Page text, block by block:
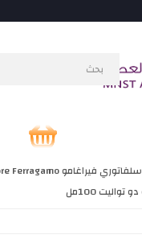
سلفاتوري فيراغامو Salvatore Ferragamo